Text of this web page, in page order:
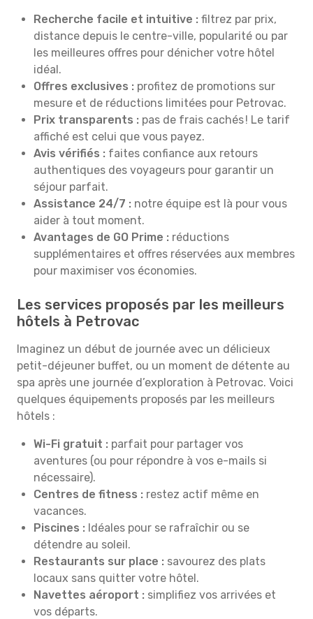
Recherche facile et intuitive : filtrez par prix,
distance depuis le centre-ville, popularité ou par
les meilleures offres pour dénicher votre hôtel
idéal.
Offres exclusives : profitez de promotions sur
mesure et de réductions limitées pour Petrovac.
Prix transparents : pas de frais cachés ! Le tarif
affiché est celui que vous payez.
Avis vérifiés : faites confiance aux retours
authentiques des voyageurs pour garantir un
séjour parfait.
Assistance 24/7 : notre équipe est là pour vous
aider à tout moment.
Avantages de GO Prime : réductions
supplémentaires et offres réservées aux membres
pour maximiser vos économies.
Les services proposés par les meilleurs
hôtels à Petrovac
Imaginez un début de journée avec un délicieux
petit-déjeuner buffet, ou un moment de détente au
spa après une journée d’exploration à Petrovac. Voici
quelques équipements proposés par les meilleurs
hôtels :
Wi-Fi gratuit : parfait pour partager vos
aventures (ou pour répondre à vos e-mails si
nécessaire).
Centres de fitness : restez actif même en
vacances.
Piscines : Idéales pour se rafraîchir ou se
détendre au soleil.
Restaurants sur place : savourez des plats
locaux sans quitter votre hôtel.
Navettes aéroport : simplifiez vos arrivées et
vos départs.